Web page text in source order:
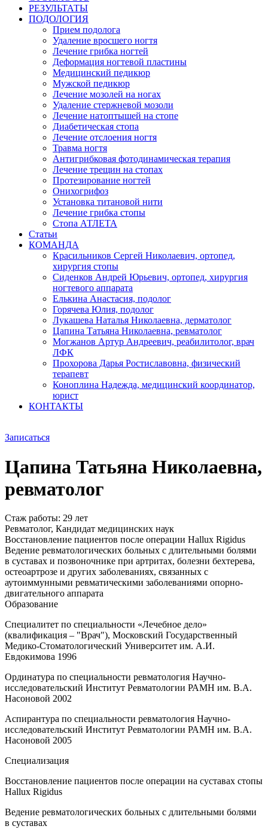
РЕЗУЛЬТАТЫ
ПОДОЛОГИЯ
Прием подолога
Удаление вросшего ногтя
Лечение грибка ногтей
Деформация ногтевой пластины
Медицинский педикюр
Мужской педикюр
Лечение мозолей на ногах
Удаление стержневой мозоли
Лечение натоптышей на стопе
Диабетическая стопа
Лечение отслоения ногтя
Травма ногтя
Антигрибковая фотодинамическая терапия
Лечение трещин на стопах
Протезирование ногтей
Онихогрифоз
Установка титановой нити
Лечение грибка стопы
Стопа АТЛЕТА
Статьи
КОМАНДА
Красильников Сергей Николаевич, ортопед,
хирургия стопы
Сиденков Андрей Юрьевич, ортопед, хирургия
ногтевого аппарата
Елькина Анастасия, подолог
Горячева Юлия, подолог
Лукашева Наталья Николаевна, дерматолог
Цапина Татьяна Николаевна, ревматолог
Могжанов Артур Андреевич, реабилитолог, врач
ЛФК
Прохорова Дарья Ростиславовна, физический
терапевт
Коноплина Надежда, медицинский координатор,
юрист
КОНТАКТЫ
Записаться
Цапина Татьяна Николаевна,
ревматолог
Стаж работы: 29 лет
Ревматолог, Кандидат медицинских наук
Восстановление пациентов после операции Hallux Rigidus
Ведение ревматологических больных с длительными болями
в суставах и позвоночнике при артритах, болезни бехтерева,
остеоартрозе и других заболеваниях, связанных с
аутоиммунными ревматическими заболеваниями опорно-
двигательного аппарата
Образование
Специалитет по специальности «Лечебное дело»
(квалификация – "Врач"), Московский Государственный
Медико-Стоматологический Университет им. А.И.
Евдокимова 1996
Ординатура по специальности ревматология Научно-
исследовательский Институт Ревматологии РАМН им. В.А.
Насоновой 2002
Аспирантура по специальности ревматология Научно-
исследовательский Институт Ревматологии РАМН им. В.А.
Насоновой 2005
Специализация
Восстановление пациентов после операции на суставах стопы
Hallux Rigidus
Ведение ревматологических больных с длительными болями
в суставах